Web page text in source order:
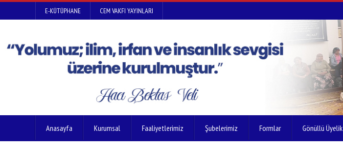
E-KÜTÜPHANE CEM VAKFI YAYINLARI
Anasayfa Kurumsal Faaliyetlerimiz Şubelerimiz Formlar Gönüllü Üyelik